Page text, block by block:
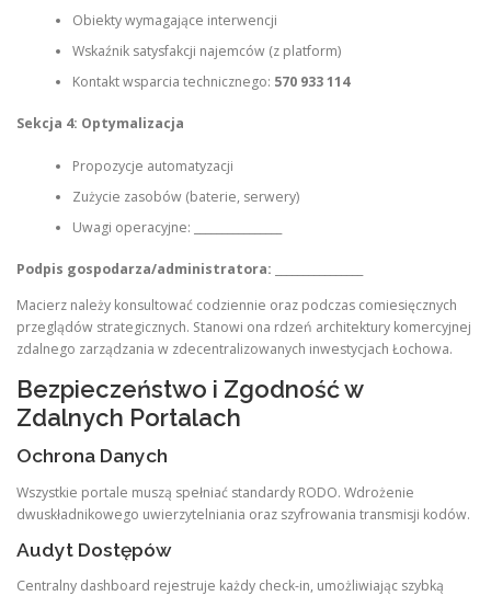
Obiekty wymagające interwencji
Wskaźnik satysfakcji najemców (z platform)
Kontakt wsparcia technicznego: 570 933 114
Sekcja 4: Optymalizacja
Propozycje automatyzacji
Zużycie zasobów (baterie, serwery)
Uwagi operacyjne: ________________
Podpis gospodarza/administratora:
Macierz należy konsultować codziennie oraz podczas comiesięcznych
przeglądów strategicznych. Stanowi ona rdzeń architektury komercyjnej
zdalnego zarządzania w zdecentralizowanych inwestycjach Łochowa.
Bezpieczeństwo i Zgodność w
Zdalnych Portalach
Ochrona Danych
Wszystkie portale muszą spełniać standardy RODO. Wdrożenie
dwuskładnikowego uwierzytelniania oraz szyfrowania transmisji kodów.
Audyt Dostępów
Centralny dashboard rejestruje każdy check-in, umożliwiając szybką